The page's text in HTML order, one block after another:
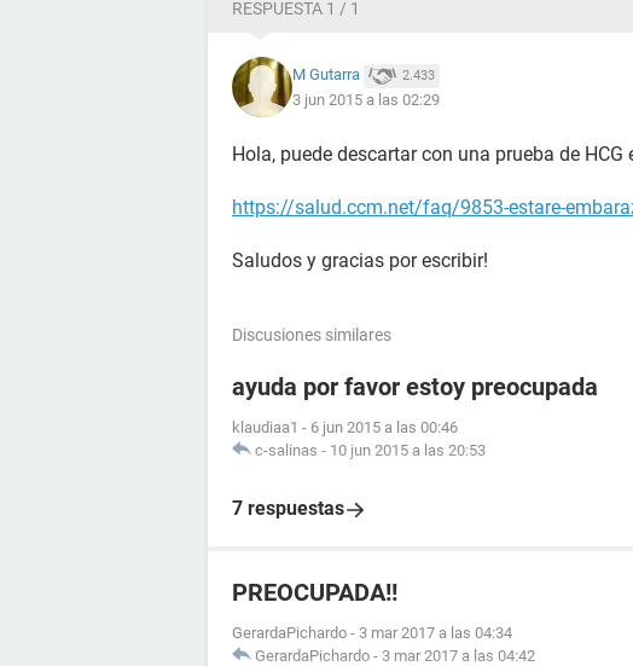
RESPUESTA 1 / 1
M Gutarra 2.433
3 jun 2015 a las 02:29
Hola, puede descartar con una prueba de
https://salud.ccm.net/faq/9853-estare-
Saludos y gracias por escribir!
Discusiones similares
ayuda por favor estoy preocupada
klaudiaa1 - 6 jun 2015 a las 00:46
c-salinas - 10 jun 2015 a las 20:53
7 respuestas
PREOCUPADA!!
GerardaPichardo - 3 mar 2017 a las 04:34
GerardaPichardo - 3 mar 2017 a las 04:42